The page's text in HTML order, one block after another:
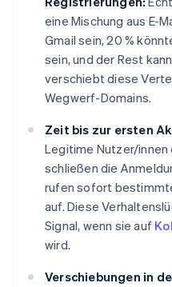
eine Mischung aus E-
Gmail sein, 20 %
sein, und der Rest
verschiebt diese
Wegwerf-Domains.
Zeit bis zur ersten
Legitime Nutzer/innen
schließen die
rufen sofort
auf. Diese
Signal, wenn sie auf
wird.
Verschiebungen in